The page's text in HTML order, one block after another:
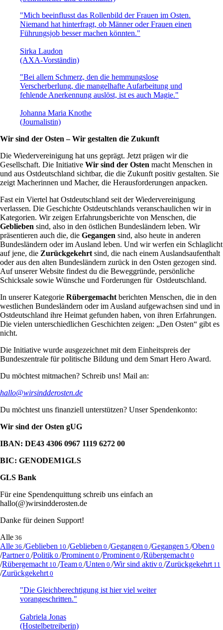
"Mich beeinflusst das Rollenbild der Frauen im Osten.
Niemand hat hinterfragt, ob Männer oder Frauen einen
Führungsjob besser machen könnten."
Sirka Laudon
(AXA-Vorständin)
"Bei allem Schmerz, den die hemmungslose
Verscherberlung, die mangelhafte Aufarbeitung und
fehlende Anerkennung auslöst, ist es auch Magie."
Johanna Maria Knothe
(Journalistin)
Wir sind der Osten – Wir gestalten die Zukunft
Die Wiedervereinigung hat uns geprägt. Jetzt prägen wir die
Gesellschaft. Die Initiative Wir sind der Osten macht Menschen in
und aus Ostdeutschland sichtbar, die die Zukunft positiv gestalten. Sie
zeigt Macherinnen und Macher, die Herausforderungen anpacken.
Fast ein Viertel hat Ostdeutschland seit der Wiedervereinigung
verlassen. Die Geschichte Ostdeutschlands veranschaulichen wir in
Kategorien. Wir zeigen Erfahrungsberichte von Menschen, die
Geblieben sind, also in den östlichen Bundesländern leben. Wir
präsentieren auch die, die Gegangen sind, also heute in anderen
Bundesländern oder im Ausland leben. Und wir werfen ein Schlaglicht
auf jene, die Zurückgekehrt sind, die nach einem Auslandsaufenthalt
oder aus den alten Bundesländern zurück in den Osten gezogen sind.
Auf unserer Website findest du die Beweggründe, persönliche
Schicksale sowie Wünsche und Forderungen für Ostdeutschland.
In unserer Kategorie Rübergemacht berichten Menschen, die in den
westlichen Bundesländern oder im Ausland aufgewachsen sind und in
Ostdeutschland ihre Heimat gefunden haben, von ihren Erfahrungen.
Die vielen unterschiedlichen Geschichten zeigen: „Den Osten“ gibt es
nicht.
Die Initiative wurde ausgezeichnet mit dem Einheitspreis der
Bundeszentrale für politische Bildung und dem Smart Hero Award.
Du möchtest mitmachen? Schreib uns! Mail an:
hallo@wirsindderosten.de
Du möchtest uns finanziell unterstützen? Unser Spendenkonto:
Wir sind der Osten gUG
IBAN: DE43 4306 0967 1119 6272 00
BIC: GENODEM1GLS
GLS Bank
Für eine Spendenquittung schreib uns einfach an
hallo(@)wirsindderosten.de
Danke für deinen Support!
Alle 36
Alle 36 /Geblieben 10 /Geblieben 0 /Gegangen 0 /Gegangen 5 /Oben 0
/Partner0 /Politik 0 /Prominent 0 /Prominent 0 /Rübergemacht 0
/Rübergemacht 10 /Team 0 /Unten 0 /Wir sind aktiv 0 /Zurückgekehrt 11
/Zurückgekehrt 0
"Die Gleichberechtigung ist hier viel weiter
vorangeschritten."
Gabriela Jonas
(Hostelbetreiberin)